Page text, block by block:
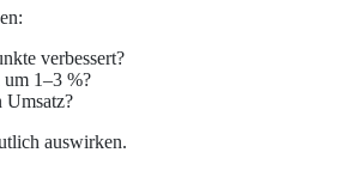
verbessert?
1–3 %?
Umsatz?
auswirken.